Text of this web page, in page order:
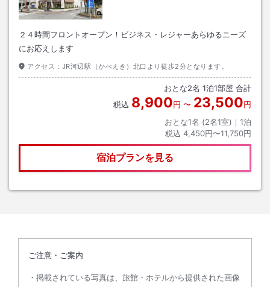
２４時間フロントオープン！ビジネス・レジャーあらゆるニーズ
にお応えします
アクセス： JR河辺駅（かべえき）北口より徒歩2分となります。
おとな2名 1泊1部屋 合計
税込 8,900円 〜 23,500円
おとな1名 (2名1室)｜ 1泊
税込 4,450円〜11,750円
宿泊プランを見る
ご注意・ご案内
掲載されている写真は、旅館・ホテルから提供された画像